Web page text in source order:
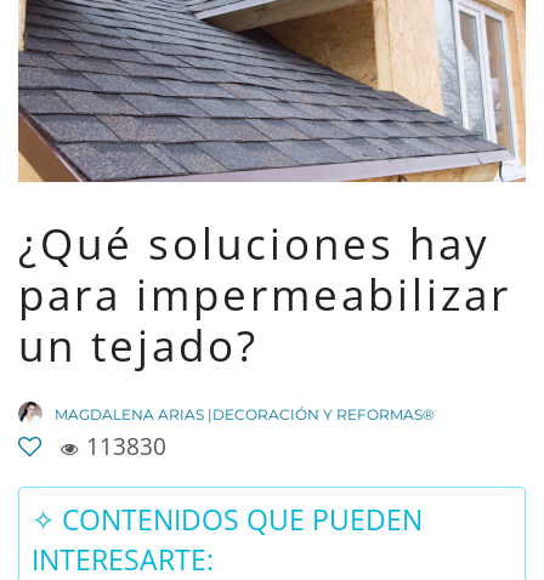
¿Qué soluciones hay
para impermeabilizar
un tejado?
MAGDALENA ARIAS |DECORACIÓN Y REFORMAS®
113830
✧ CONTENIDOS QUE PUEDEN
INTERESARTE: